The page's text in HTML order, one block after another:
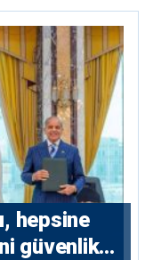
hepsine
güvenlik